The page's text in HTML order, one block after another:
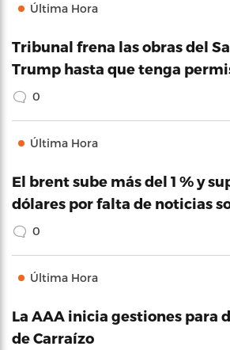
Última Hora
Tribunal frena las obras del
Trump hasta que tenga
0
Última Hora
El brent sube más del 1 % y
dólares por falta de noticias
0
Última Hora
La AAA inicia gestiones para
de Carraízo